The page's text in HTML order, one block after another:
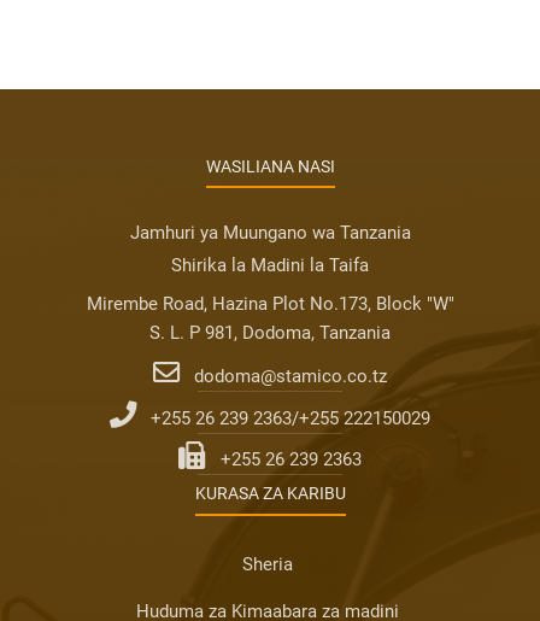
WASILIANA NASI
Jamhuri ya Muungano wa Tanzania
Shirika la Madini la Taifa
Mirembe Road, Hazina Plot No.173, Block "W"
S. L. P 981, Dodoma, Tanzania
dodoma@stamico.co.tz
+255 26 239 2363/+255 222150029
+255 26 239 2363
KURASA ZA KARIBU
Sheria
Huduma za Kimaabara za madini